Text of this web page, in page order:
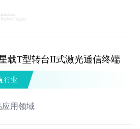
Exhibitor
Product Inquiry
载T型转台II式激光通信终端
行业
应用领域